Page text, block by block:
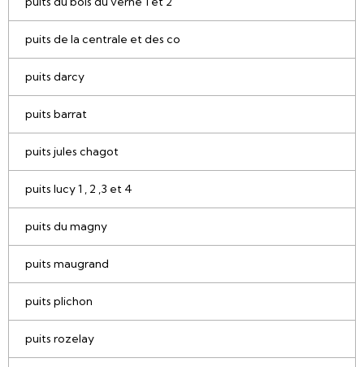
puits de la centrale et des co
puits darcy
puits barrat
puits jules chagot
puits lucy 1 , 2 ,3 et 4
puits du magny
puits maugrand
puits plichon
puits rozelay